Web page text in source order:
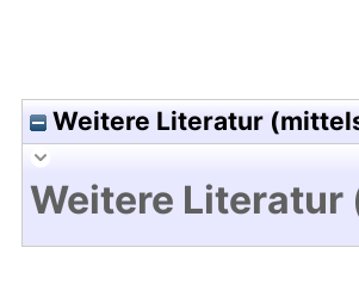
Weitere Literatur
Weitere Literatur